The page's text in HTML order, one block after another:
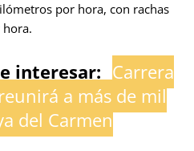
por hora, con rachas
interesar: Carrera
a más de mil
del Carmen